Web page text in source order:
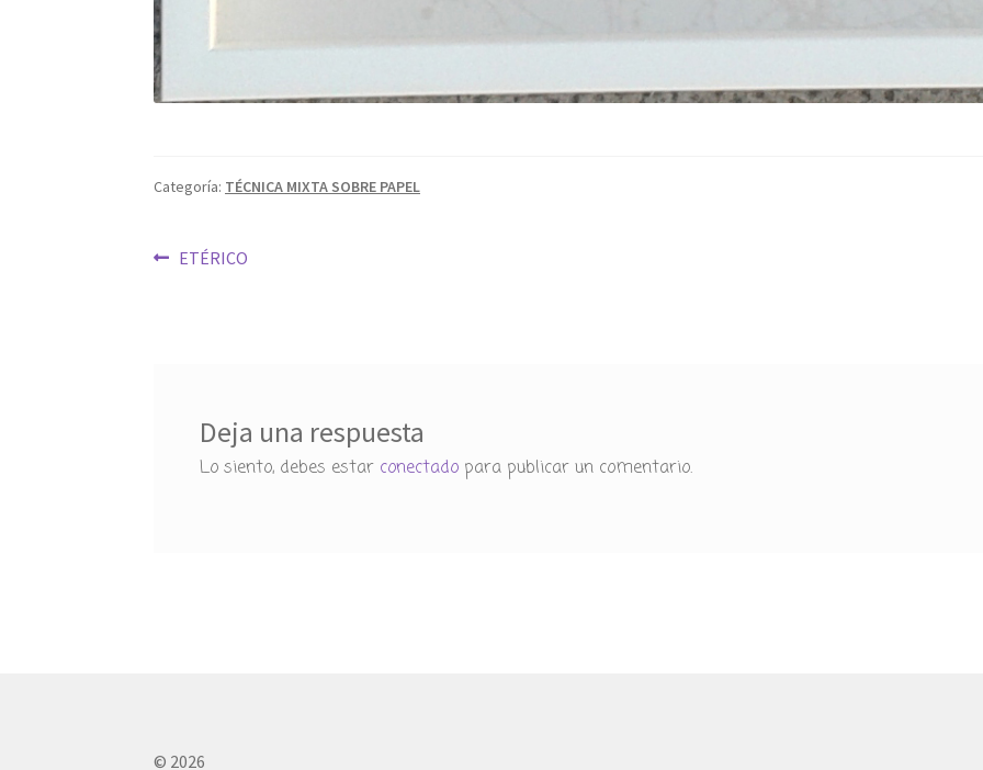
Categoría: TÉCNICA MIXTA SOBRE PAPEL
Navegación
Anterior:
ETÉRICO
Deja una respuesta
Lo siento, debes estar conectadopara publicar un comentario.
© 2026